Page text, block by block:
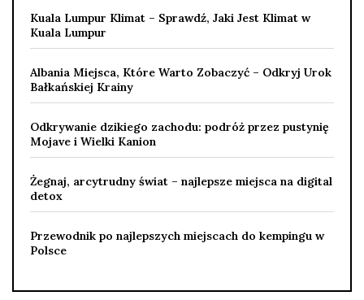
Kuala Lumpur Klimat – Sprawdź, Jaki Jest Klimat w
Kuala Lumpur
Albania Miejsca, Które Warto Zobaczyć – Odkryj Urok
Bałkańskiej Krainy
Odkrywanie dzikiego zachodu: podróż przez pustynię
Mojave i Wielki Kanion
Żegnaj, arcytrudny świat – najlepsze miejsca na digital
detox
Przewodnik po najlepszych miejscach do kempingu w
Polsce